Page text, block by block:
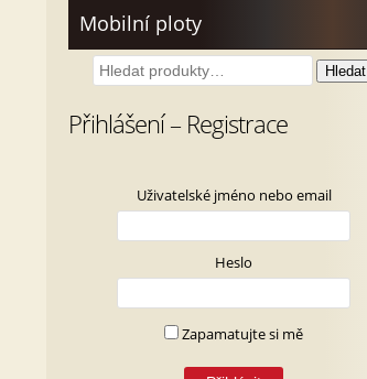
Mobilní ploty
Hledat:
Hledat
Přihlášení – Registrace
Uživatelské jméno nebo email
Heslo
Zapamatujte si mě